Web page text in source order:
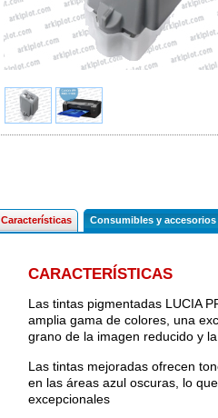
Características Consumibles y accesorios
CARACTERÍSTICAS
Las tintas pigmentadas LUCIA
amplia gama de colores, una
grano de la imagen reducido y
Las tintas mejoradas ofrecen
en las áreas azul oscuras, lo
excepcionales